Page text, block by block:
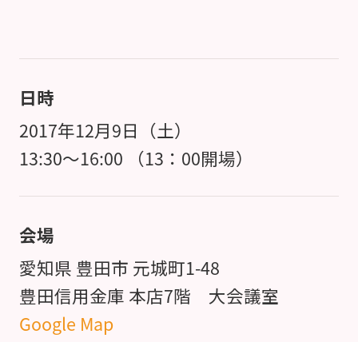
日時
2017年12月9日（土）
13:30～16:00 （13：00開場）
会場
愛知県 豊田市 元城町1-48
豊田信用金庫 本店7階 大会議室
Google Map